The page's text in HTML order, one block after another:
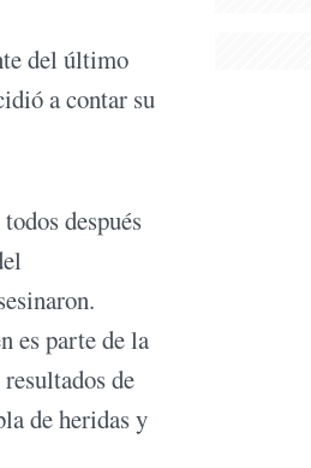
del último
a contar su
después
es parte de la
de
de heridas y